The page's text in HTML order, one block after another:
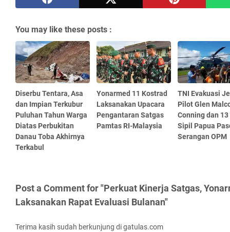
You may like these posts :
Diserbu Tentara, Asa
dan Impian Terkubur
Puluhan Tahun Warga
Diatas Perbukitan
Danau Toba Akhirnya
Terkabul
Yonarmed 11 Kostrad
Laksanakan Upacara
Pengantaran Satgas
Pamtas RI-Malaysia
TNI Evakuasi
Pilot Glen
Conning dan 13
Sipil Papua
Serangan OPM
Post a Comment for "Perkuat Kinerja Satgas,
Laksanakan Rapat Evaluasi Bulanan"
Terima kasih sudah berkunjung di gatulas.com